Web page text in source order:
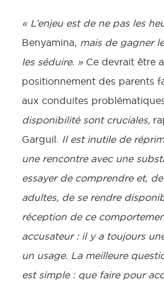
« L’enjeu est de ne pas les
Benyamina, mais de gagner
les séduire. » Ce devrait être
positionnement des parents
aux conduites
disponibilité sont cruciales,
Garguil.
Il est inutile de
une rencontre avec une
essayer de comprendre et,
adultes, de se rendre
réception de ce
accusateur : il y a toujours
un usage. La meilleure
est simple : que faire pour